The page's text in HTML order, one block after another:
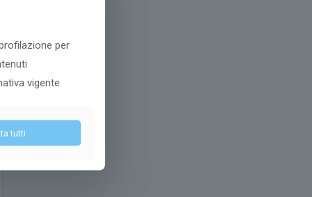
per
vigente.
tutti